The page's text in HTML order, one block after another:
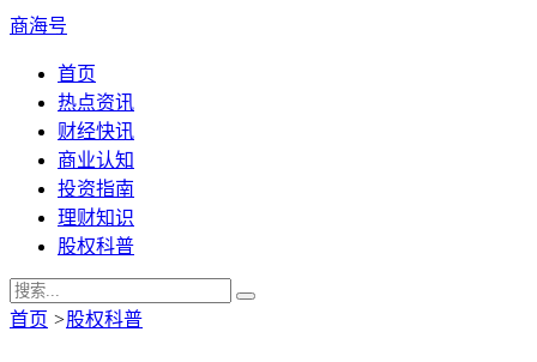
商海号
首页
热点资讯
财经快讯
商业认知
投资指南
理财知识
股权科普
首页 >股权科普